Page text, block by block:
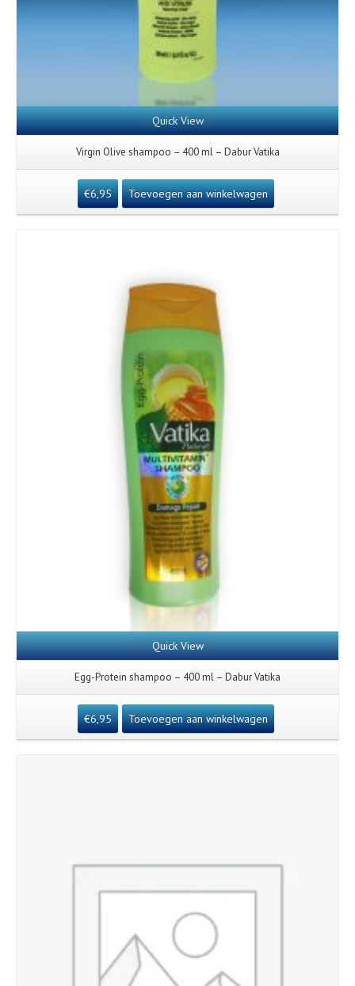
Quick View
Virgin Olive shampoo – 400 ml – Dabur Vatika
€6,95 Toevoegen aan winkelwagen
Details
Quick View
Egg-Protein shampoo – 400 ml – Dabur Vatika
€6,95 Toevoegen aan winkelwagen